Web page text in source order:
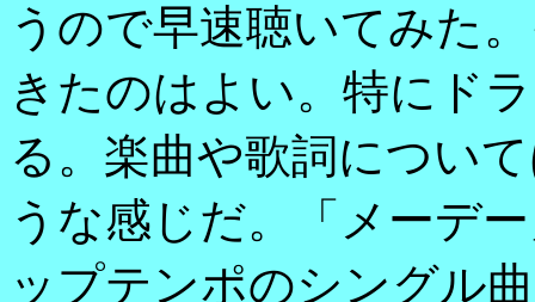
うので早速聴いてみた
きたのはよい。特にド
る。楽曲や歌詞につい
うな感じだ。「メーデ
ップテンポのシングル